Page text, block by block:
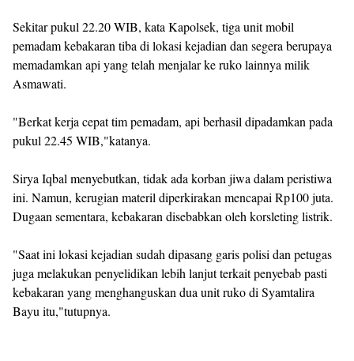
Sekitar pukul 22.20 WIB, kata Kapolsek, tiga unit mobil
pemadam kebakaran tiba di lokasi kejadian dan segera berupaya
memadamkan api yang telah menjalar ke ruko lainnya milik
Asmawati.
"Berkat kerja cepat tim pemadam, api berhasil dipadamkan pada
pukul 22.45 WIB,"katanya.
Sirya Iqbal menyebutkan, tidak ada korban jiwa dalam peristiwa
ini. Namun, kerugian materil diperkirakan mencapai Rp100 juta.
Dugaan sementara, kebakaran disebabkan oleh korsleting listrik.
"Saat ini lokasi kejadian sudah dipasang garis polisi dan petugas
juga melakukan penyelidikan lebih lanjut terkait penyebab pasti
kebakaran yang menghanguskan dua unit ruko di Syamtalira
Bayu itu,"tutupnya.